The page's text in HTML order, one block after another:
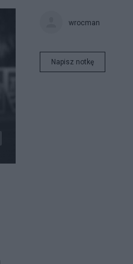
wrocman
Napisz notkę